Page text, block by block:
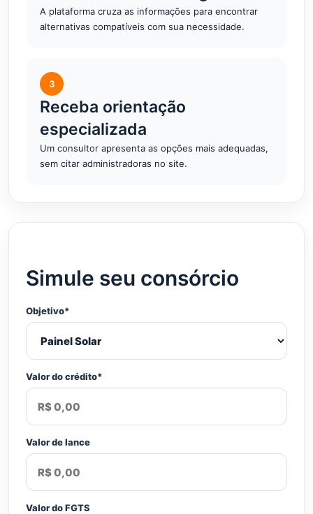
A plataforma cruza as informações para encontrar
alternativas compatíveis com sua necessidade.
3
Receba orientação
especializada
Um consultor apresenta as opções mais adequadas,
sem citar administradoras no site.
Simule seu consórcio
Objetivo*
Valor do crédito*
Valor de lance
Valor do FGTS